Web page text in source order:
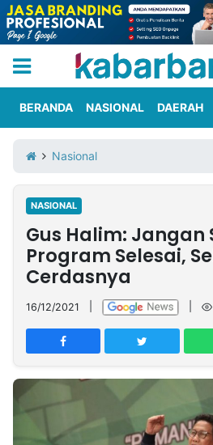
Iklan
Berita
Kami
Nasional
International
Olahraga
Entertainment
Daerah
Pariwisata
Kuliner
Kolom
Network
PT
TREETAN
INDONESIA
Partner
BERANDA NASIONAL DAERAH
Nasional
NASIONAL
Gus Halim: Jangan
Program Selesai,
Cerdasnya
16/12/2021